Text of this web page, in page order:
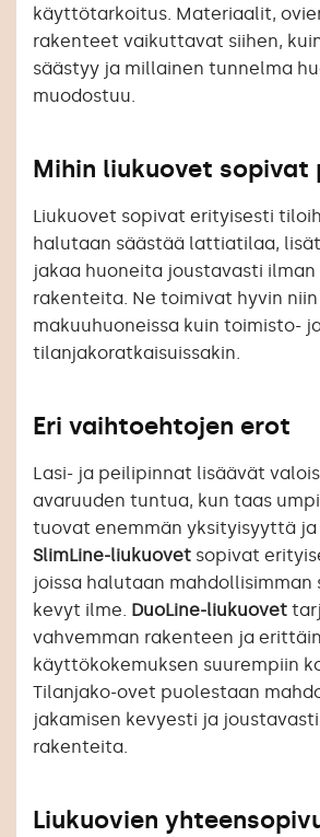
käyttötarkoitus. Materiaalit,
rakenteet vaikuttavat siihen,
säästyy ja millainen tunnelma
muodostuu.
Mihin liukuovet sopivat
Liukuovet sopivat erityisesti
halutaan säästää lattiatilaa,
jakaa huoneita joustavasti
rakenteita. Ne toimivat hyvin niin
makuuhuoneissa kuin toimisto-
tilanjakoratkaisuissakin.
Eri vaihtoehtojen erot
Lasi- ja peilipinnat lisäävät
avaruuden tuntua, kun taas
tuovat enemmän yksityisyyttä
SlimLine-liukuovet sopivat
joissa halutaan mahdollisimman
kevyt ilme. DuoLine-liukuovet
vahvemman rakenteen ja
käyttökokemuksen suurempiin
Tilanjako-ovet puolestaan
jakamisen kevyesti ja
rakenteita.
Liukuovien